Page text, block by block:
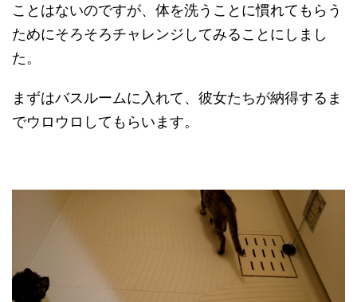
ことはないのですが、体を洗うことに慣れてもらう
ためにそろそろチャレンジしてみることにしまし
た。
まずはバスルームに入れて、彼女たちが納得するま
でウロウロしてもらいます。